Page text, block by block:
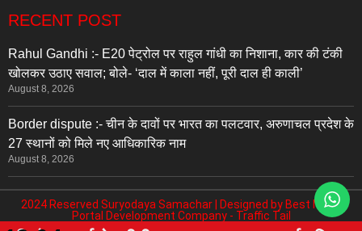
RECENT POST
Rahul Gandhi :- E20 पेट्रोल पर राहुल गांधी का निशाना, कार की टंकी
खोलकर उठाए सवाल; बोले- ‘दाल में काला नहीं, पूरी दाल ही काली’
August 8, 2026
Border dispute :- चीन के दावों पर भारत का पलटवार, अरुणाचल प्रदेश के
27 स्थानों को मिले नए आधिकारिक नाम
August 8, 2026
2024 Reserved Suryodaya Samachar | Designed by Best News
Portal Development Company- Traffic Tail